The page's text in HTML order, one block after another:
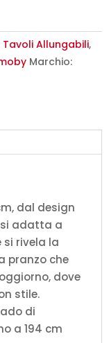
Tavoli Allungabili,
Marchio:
dal design
adatta a
rivela la
pranzo che
dove
stile.
di
a 194 cm